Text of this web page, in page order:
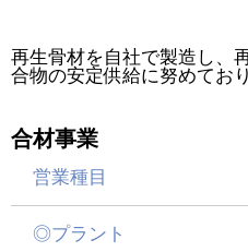
再生骨材を自社で製造し、
合物の安定供給に努めてお
合材事業
営業種目
◎プラント